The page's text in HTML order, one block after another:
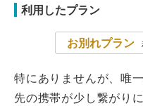
利用したプラン
お別れプラン
特にありませんが、唯
先の携帯が少し繋がり